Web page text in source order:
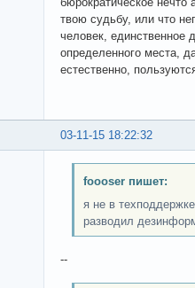
твою судьбу, или что
человек, единственное
определенного места,
естественно,
03-11-15 18:22:32
foooser пишет:
я не в
разводил
--